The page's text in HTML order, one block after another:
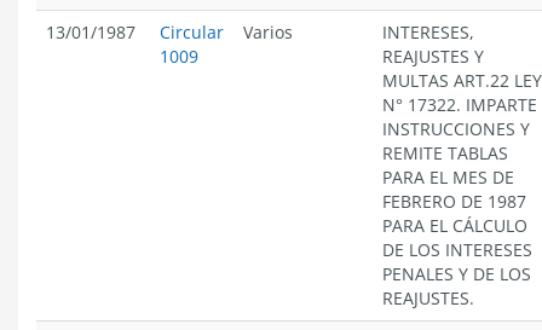
13/01/1987
Circular
1009
Varios
INTERESES,
REAJUSTES Y
MULTAS ART.22 LEY
N° 17322. IMPARTE
INSTRUCCIONES Y
REMITE TABLAS
PARA EL MES DE
FEBRERO DE 1987
PARA EL CÁLCULO
DE LOS INTERESES
PENALES Y DE LOS
REAJUSTES.